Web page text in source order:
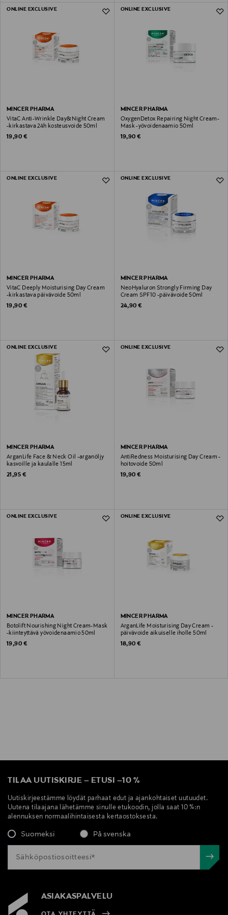
ONLINE EXCLUSIVE
MINCER PHARMA
VitaC Anti-Wrinkle Day&Night Cream
-kirkastava 24h kosteusvoide 50ml
Original Price
19,90 €
ONLINE EXCLUSIVE
MINCER PHARMA
OxygenDetox Repairing Night Cream-
Mask -yövoidenaamio 50ml
Original Price
19,90 €
ONLINE EXCLUSIVE
MINCER PHARMA
VitaC Deeply Moisturising Day Cream
-kirkastava päivävoide 50ml
Original Price
19,90 €
ONLINE EXCLUSIVE
MINCER PHARMA
NeoHyaluron Strongly Firming Day
Cream SPF10 -päivävoide 50ml
Original Price
24,90 €
ONLINE EXCLUSIVE
MINCER PHARMA
ArganLife Face & Neck Oil -arganöljy
kasvoille ja kaulalle 15ml
Original Price
21,95 €
ONLINE EXCLUSIVE
MINCER PHARMA
AntiRedness Moisturising Day Cream -
hoitovoide 50ml
Original Price
19,90 €
ONLINE EXCLUSIVE
MINCER PHARMA
Botolift Nourishing Night Cream-Mask
-kiinteyttävä yövoidenaamio 50ml
Original Price
19,90 €
ONLINE EXCLUSIVE
MINCER PHARMA
ArganLife Moisturising Day Cream -
päivävoide aikuiselle iholle 50ml
Original Price
18,90 €
TILAA UUTISKIRJE – ETUSI –10 %
Uutiskirjeestämme löydät parhaat edut ja ajankohtaiset uutuudet.
Uutena tilaajana lähetämme sinulle etukoodin, jolla saat 10 %:n
alennuksen normaalihintaisesta kertaostoksesta.
Suomeksi På svenska
ASIAKASPALVELU